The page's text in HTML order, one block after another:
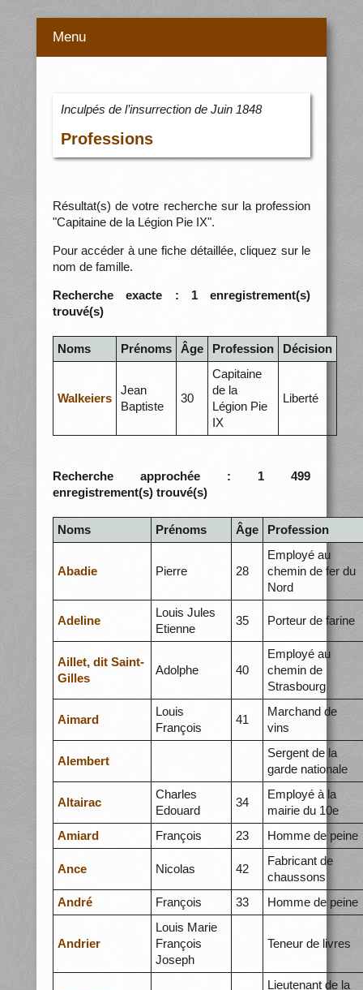
Menu
Inculpés de l’insurrection de Juin 1848
Professions
Résultat(s) de votre recherche sur la profession
"Capitaine de la Légion Pie IX".
Pour accéder à une fiche détaillée, cliquez sur le
nom de famille.
Recherche exacte : 1 enregistrement(s)
trouvé(s)
Noms Prénoms Âge Profession Décision
Walkeiers
Jean
Baptiste
30
Capitaine
de la
Légion Pie
IX
Liberté
Recherche approchée : 1 499
enregistrement(s) trouvé(s)
Noms Prénoms Âge Profession
Abadie Pierre 28
Employé au
chemin de fer du
Nord
Adeline
Louis Jules
Etienne
35 Porteur de farine
Aillet, dit Saint-
Gilles
Adolphe 40
Employé au
chemin de
Strasbourg
Aimard
Louis
François
41
Marchand de
vins
Alembert
Sergent de la
garde nationale
Altairac
Charles
Edouard
34
Employé à la
mairie du 10e
Amiard
François 23 Homme de peine
Ance Nicolas 42
Fabricant de
chaussons
André
François 33 Homme de peine
Andrier
Louis Marie
François
Joseph
Teneur de livres
Lieutenant de la